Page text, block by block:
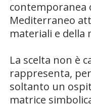
contemporanea
Mediterraneo
materiali e della
La scelta non è
rappresenta,
soltanto un
matrice